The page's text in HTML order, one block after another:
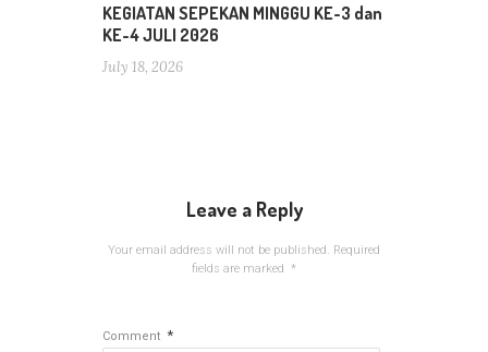
KEGIATAN SEPEKAN MINGGU KE-3 dan
KE-4 JULI 2026
July 18, 2026
Leave a Reply
Your email address will not be published. Required
fields are marked *
Comment *